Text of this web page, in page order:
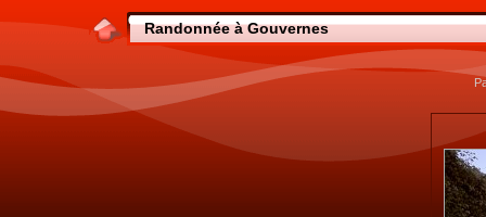
Randonnée à Gouvernes